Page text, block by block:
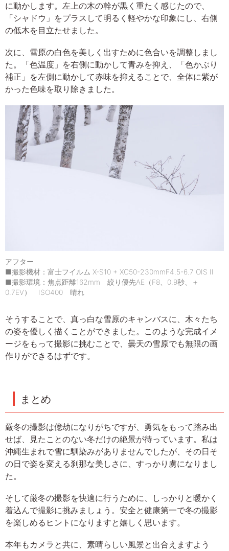
に動かします。左上の木の幹が黒く重たく感じたので、
「シャドウ」をプラスして明るく軽やかな印象にし、右側
の低木を目立たせました。
次に、雪原の白色を美しく出すために色合いを調整しまし
た。「色温度」を右側に動かして青みを抑え、「色かぶり
補正」を左側に動かして赤味を抑えることで、全体に紫が
かった色味を取り除きました。
アフター
■撮影機材：富士フイルム X-S10 + XC50-230mmF4.5-6.7 OIS II
■撮影環境：焦点距離162mm 絞り優先AE（F8、0.9秒、＋
0.7EV） ISO400 晴れ
そうすることで、真っ白な雪原のキャンバスに、木々たち
の姿を優しく描くことができました。このような完成イメ
ージをもって撮影に挑むことで、曇天の雪原でも無限の画
作りができるはずです。
まとめ
厳冬の撮影は億劫になりがちですが、勇気をもって踏み出
せば、見たことのない冬だけの絶景が待っています。私は
沖縄生まれで雪に馴染みがありませんでしたが、その日そ
の日で姿を変える刹那な美しさに、すっかり虜になりまし
た。
そして厳冬の撮影を快適に行うために、しっかりと暖かく
着込んで撮影に挑みましょう。安全と健康第一で冬の撮影
を楽しめるヒントになりますと嬉しく思います。
本年もカメラと共に、素晴らしい風景と出合えますよう